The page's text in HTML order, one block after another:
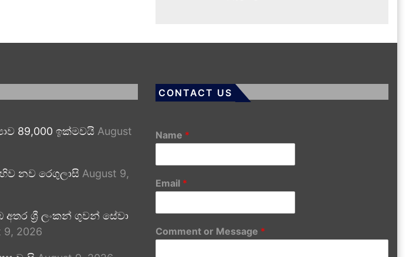
89,000 ඉක්මවයි August
නව රෙගුලාසි August 9,
ශ්‍රී ලංකන් ගුවන් සේවා
9, 2026
CONTACT US
Name *
Email *
Comment or Message *